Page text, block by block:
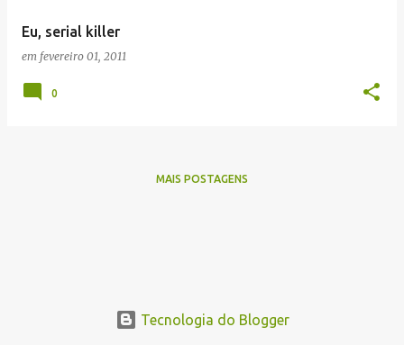
Eu, serial killer
em fevereiro 01, 2011
0
MAIS POSTAGENS
Tecnologia do Blogger